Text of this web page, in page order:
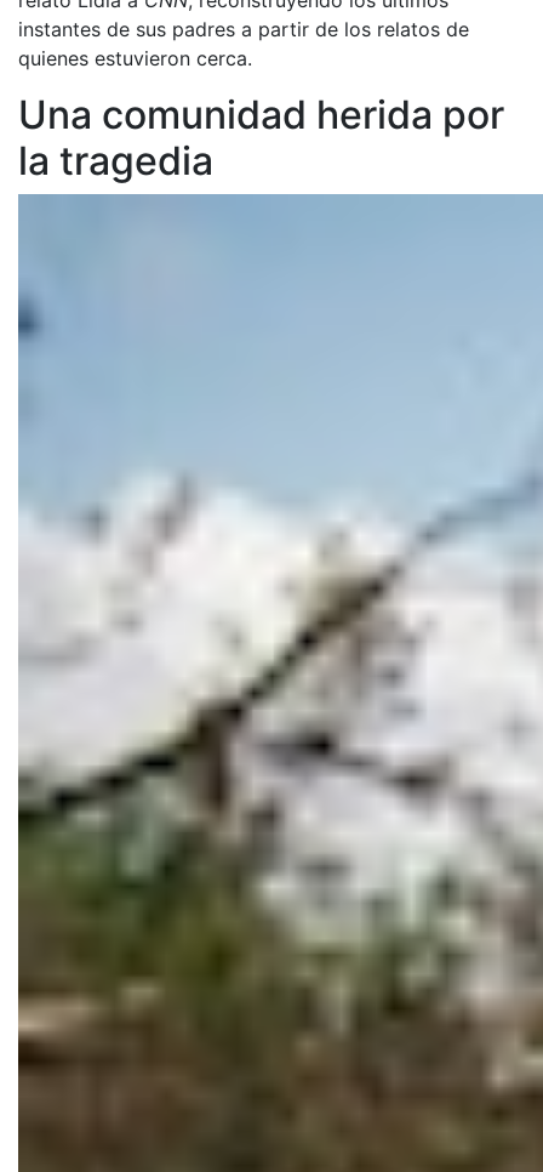
instantes de sus padres a partir de los relatos de
quienes estuvieron cerca.
Una comunidad herida por
la tragedia